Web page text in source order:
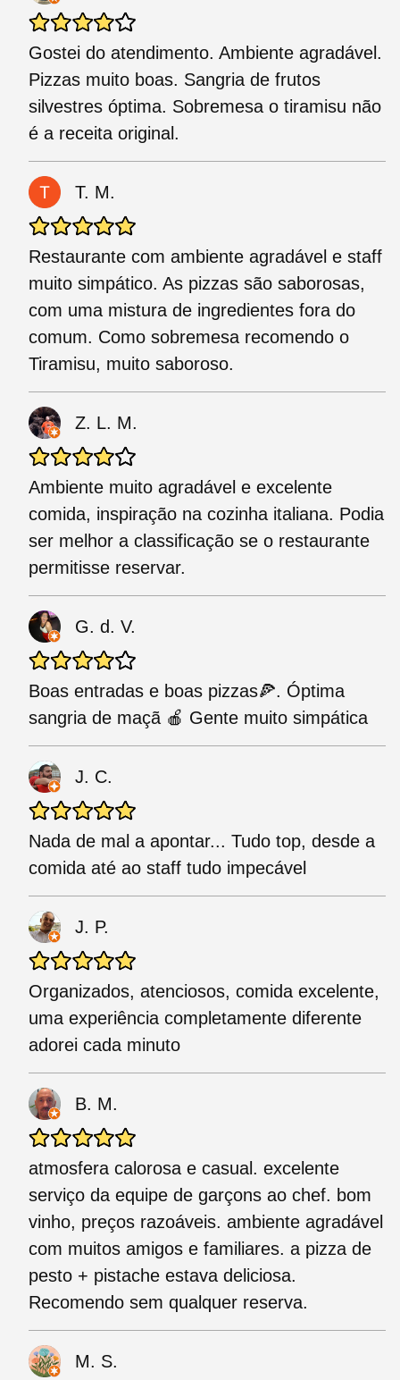
Gostei do atendimento. Ambiente agradável.
Pizzas muito boas. Sangria de frutos
silvestres óptima. Sobremesa o tiramisu não
é a receita original.
T. M.
Restaurante com ambiente agradável e staff
muito simpático. As pizzas são saborosas,
com uma mistura de ingredientes fora do
comum. Como sobremesa recomendo o
Tiramisu, muito saboroso.
Z. L. M.
Ambiente muito agradável e excelente
comida, inspiração na cozinha italiana. Podia
ser melhor a classificação se o restaurante
permitisse reservar.
G. d. V.
Boas entradas e boas pizzas🍕. Óptima
sangria de maçã 🍎 Gente muito simpática
J. C.
Nada de mal a apontar... Tudo top, desde a
comida até ao staff tudo impecável
J. P.
Organizados, atenciosos, comida excelente,
uma experiência completamente diferente
adorei cada minuto
B. M.
atmosfera calorosa e casual. excelente
serviço da equipe de garçons ao chef. bom
vinho, preços razoáveis. ambiente agradável
com muitos amigos e familiares. a pizza de
pesto + pistache estava deliciosa.
Recomendo sem qualquer reserva.
M. S.